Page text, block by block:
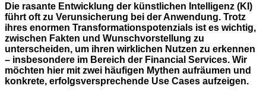
Die rasante Entwicklung der künstlichen Intelligenz (KI)
führt oft zu Verunsicherung bei der Anwendung. Trotz
ihres enormen Transformationspotenzials ist es wichtig,
zwischen Fakten und Wunschvorstellung zu
unterscheiden, um ihren wirklichen Nutzen zu erkennen
– insbesondere im Bereich der Financial Services. Wir
möchten hier mit zwei häufigen Mythen aufräumen und
konkrete, erfolgsversprechende Use Cases aufzeigen.